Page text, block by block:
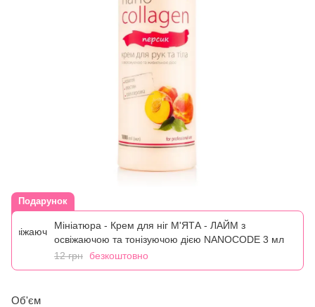
Подарунок
Мініатюра - Крем для ніг М'ЯТА - ЛАЙМ з
освіжаючою та тонізуючою дією NANOCODE 3 мл
12 грн безкоштовно
Об'єм